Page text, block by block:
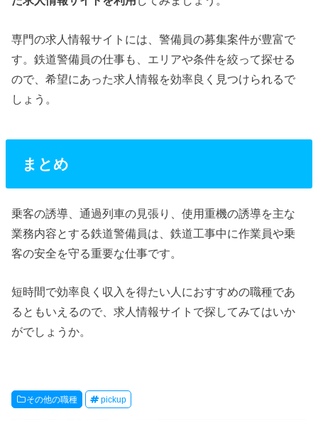
専門の求人情報サイトには、警備員の募集案件が豊富で
す。鉄道警備員の仕事も、エリアや条件を絞って探せる
ので、希望にあった求人情報を効率良く見つけられるで
しょう。
まとめ
乗客の誘導、通過列車の見張り、使用重機の誘導を主な
業務内容とする鉄道警備員は、鉄道工事中に作業員や乗
客の安全を守る重要な仕事です。
短時間で効率良く収入を得たい人におすすめの職種であ
るともいえるので、求人情報サイトで探してみてはいか
がでしょうか。
その他の職種 pickup